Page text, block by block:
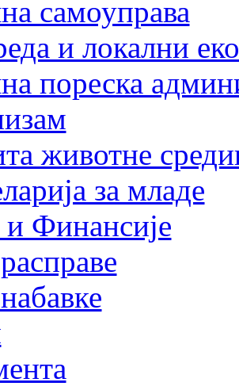
самоуправа
и локални
пореска
животне
за младе
и Финансије